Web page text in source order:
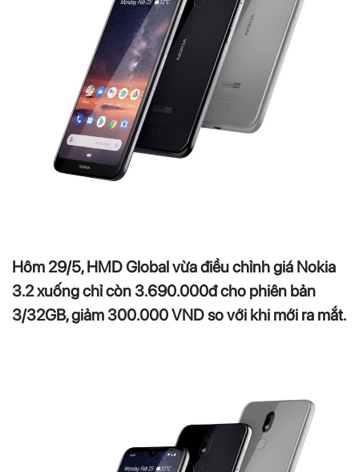
Hôm 29/5, HMD Global vừa điều chỉnh giá Nokia
3.2 xuống chỉ còn 3.690.000đ cho phiên bản
3/32GB, giảm 300.000 VND so với khi mới ra mắt.